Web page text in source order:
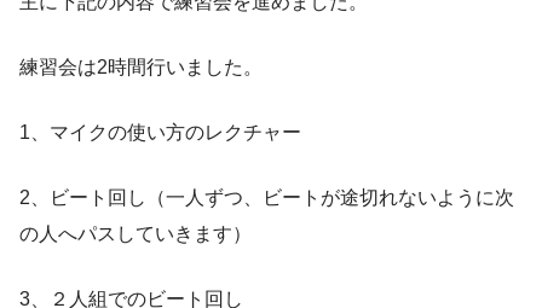
練習会は2時間行いました。
1、マイクの使い方のレクチャー
2、ビート回し（一人ずつ、ビートが途切れないように次
の人へパスしていきます）
3、２人組でのビート回し